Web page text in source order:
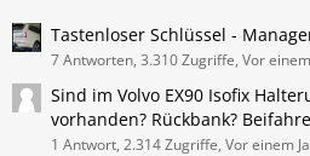
Tastenloser Schlüssel -
7 Antworten, 3.310 Zugriffe, Vor
Sind im Volvo EX90 Isofix
vorhanden? Rückbank?
1 Antwort, 2.314 Zugriffe, Vor einem